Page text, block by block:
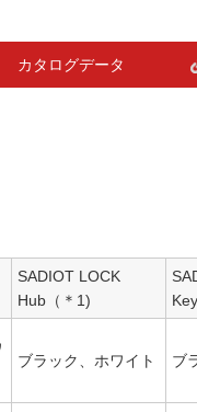
カタログデータ
SADIOT LOCK
Hub（＊1)
ブラック、ホワイト ブ